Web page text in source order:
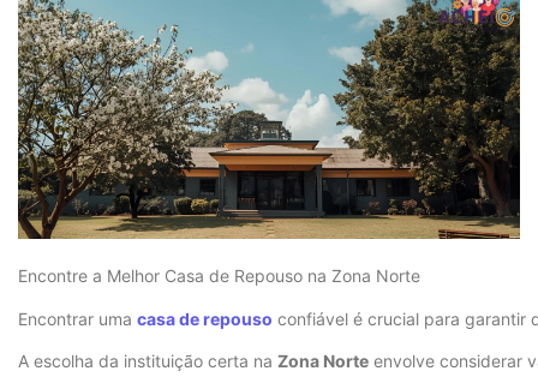
Encontre a Melhor Casa de Repouso na Zona Norte
Encontrar uma casa de repouso confiável é crucial para garantir
A escolha da instituição certa na Zona Norte envolve considerar